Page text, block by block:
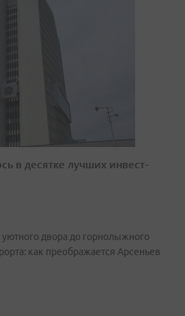
в десятке лучших инвест-
уютного двора до горнолыжного
как преображается Арсеньев